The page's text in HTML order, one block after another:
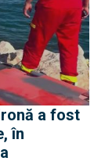
a fost
în